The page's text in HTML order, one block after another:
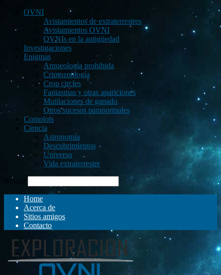
OVNI
Avistamientos de extraterrestres
Avistamientos OVNI
OVNIs en la antigüedad
Investigaciones
Enigmas
Arqueología prohibida
Criptozoología
Crop circles
Fantasmas y otras apariciones
Mutilaciones de ganado
Otros sucesos paranormales
Complots
Ciencia
Astronomía
Descubrimientos
Universo
Vida extraterrestre
Buscar
Home
Acerca de
Sitios amigos
Contacto